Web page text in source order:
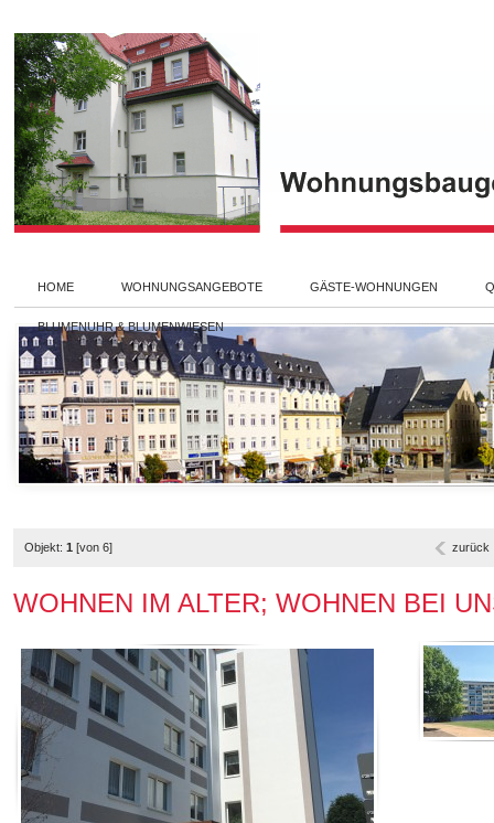
HOME WOHNUNGSANGEBOTE GÄSTE-WOHNUNGEN
BLUMENUHR & BLUMENWIESEN
Objekt: 1 [von 6] zurück
WOHNEN IM ALTER; WOHNEN BEI